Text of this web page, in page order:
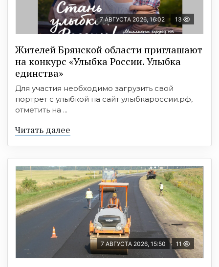
7 АВГУСТА 2026, 16:02 13
Жителей Брянской области приглашают
на конкурс «Улыбка России. Улыбка
единства»
Для участия необходимо загрузить свой
портрет с улыбкой на сайт улыбкароссии.рф,
отметить на ...
Читать далее
7 АВГУСТА 2026, 15:50 11